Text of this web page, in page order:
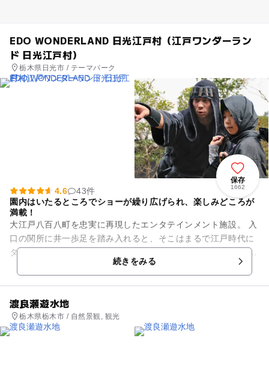
EDO WONDERLAND 日光江戸村（江戸ワンダーラン
ド 日光江戸村）
栃木県日光市 / テーマパーク
保存
1662
4.6
43件
園内はいたるところでショーが繰り広げられ、楽しみどころが
満載！
大江戸八百八町を忠実に再現したエンタテインメント施設。 入
口の関所に井一歩足を踏み入れると、そこはまるで江戸時代に
タイムスリップしたかのよう。 商家や宿場町、武家屋敷などが
続きをみる
渡良瀬遊水地
栃木県栃木市 / 自然景観, 観光